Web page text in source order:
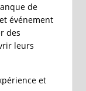
de
événement
des
leurs
et